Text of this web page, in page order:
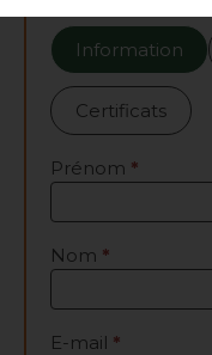
nous
Information
Certificats
Prénom *
Nom *
E-mail *